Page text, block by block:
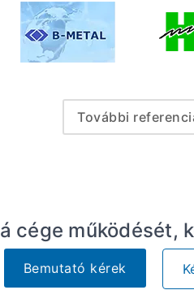
További
cége működését,
Bemutató kérek